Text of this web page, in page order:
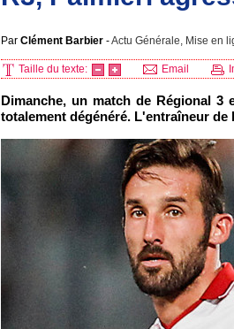
Par Clément Barbier -Actu Générale, Mise en
Taille du texte: Email
Dimanche, un match de Régional
totalement dégénéré. L'entraîneur